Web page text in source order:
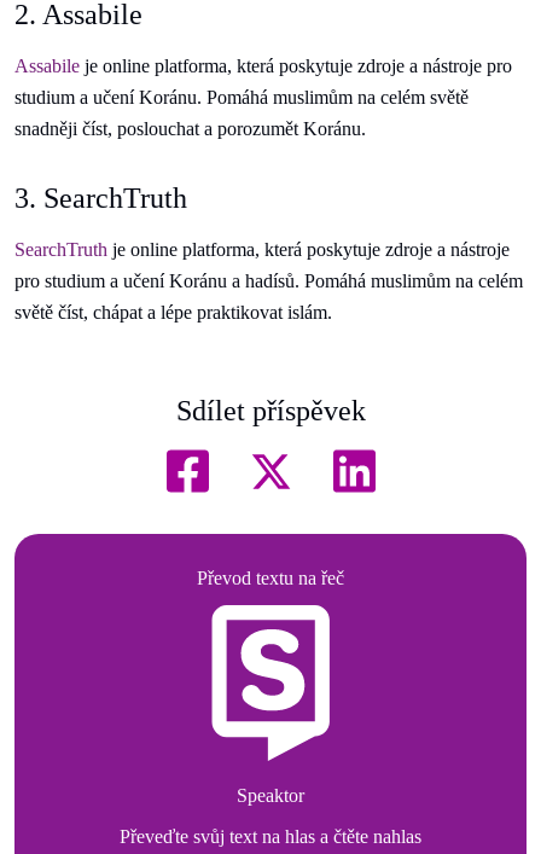
2. Assabile
Assabile je online platforma, která poskytuje zdroje a nástroje pro
studium a učení Koránu. Pomáhá muslimům na celém světě
snadněji číst, poslouchat a porozumět Koránu.
3. SearchTruth
SearchTruth je online platforma, která poskytuje zdroje a nástroje
pro studium a učení Koránu a hadísů. Pomáhá muslimům na celém
světě číst, chápat a lépe praktikovat islám.
Sdílet příspěvek
Převod textu na řeč
Speaktor
Převeďte svůj text na hlas a čtěte nahlas